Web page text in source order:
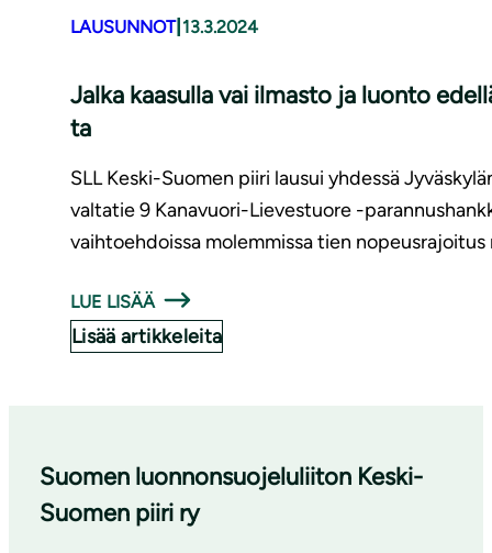
LAUSUNNOT| 13.3.2024
Jalka kaasulla vai ilmasto ja luonto
ta
SLL Keski-Suomen piiri lausui yhdessä
valtatie 9 Kanavuori-Lievestuore -
vaihtoehdoissa molemmissa tien
LUE LISÄÄ
Lisää artikkeleita
Suomen luonnonsuojeluliiton Keski-
Suomen piiri ry